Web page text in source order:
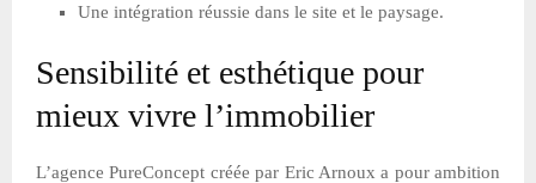
Une intégration réussie dans le site et le paysage.
Sensibilité et esthétique pour
mieux vivre l’immobilier
L’agence PureConcept créée par Eric Arnoux a pour ambition